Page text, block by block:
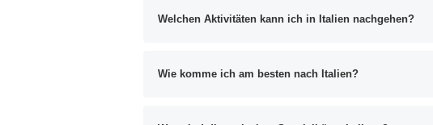
Welchen Aktivitäten kann ich in Italien nachgehen?
Wie komme ich am besten nach Italien?